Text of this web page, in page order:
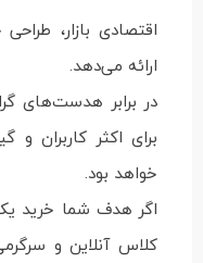
اقتصادی بازار،
ارائه می‌دهد.
در برابر هدست‌های
برای اکثر کاربران و
خواهد بود.
اگر هدف شما خرید
کلاس آنلاین و